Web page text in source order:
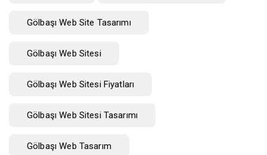
Gölbaşı Web Site Tasarımı
Gölbaşı Web Sitesi
Gölbaşı Web Sitesi Fiyatları
Gölbaşı Web Sitesi Tasarımı
Gölbaşı Web Tasarım